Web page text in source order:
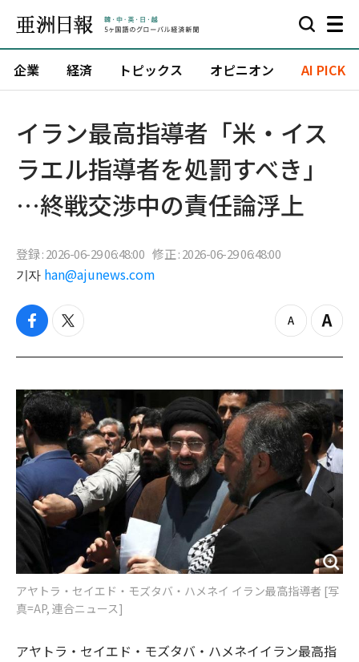
企業 経済 トピックス オピニオン AI PICK
イラン最高指導者「米・イス
ラエル指導者を処罰すべき」
…終戦交渉中の責任論浮上
登録 : 2026-06-29 06:48:00 修正 : 2026-06-29 06:48:00
기자 han@ajunews.com
f
c
b
o
o
k
t
i
t
e
z
o
o
u
t
Z
o
i
n
アヤトラ・セイエド・モズタバ・ハメネイ イラン最高指導者 [写
真=AP, 連合ニュース]
アヤトラ・セイエド・モズタバ・ハメネイイラン最高指